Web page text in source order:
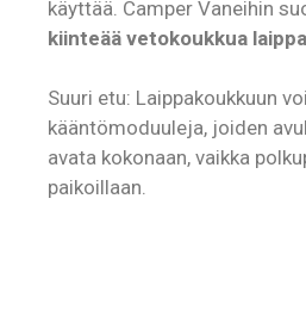
käyttää. Camper Vaneihin
kiinteää vetokoukkua
Suuri etu: Laippakoukkuun
kääntömoduuleja, joiden
avata kokonaan, vaikka
paikoillaan.